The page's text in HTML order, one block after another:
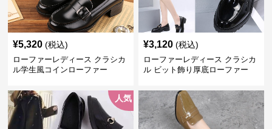
¥5,320 (税込)
ローファーレディース クラシカ
ル学生風コインローファー
¥3,120 (税込)
ローファーレディース クラシカ
ル ビット飾り厚底ローファー
人気